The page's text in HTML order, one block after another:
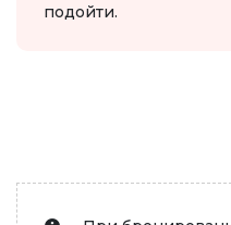
подойти.